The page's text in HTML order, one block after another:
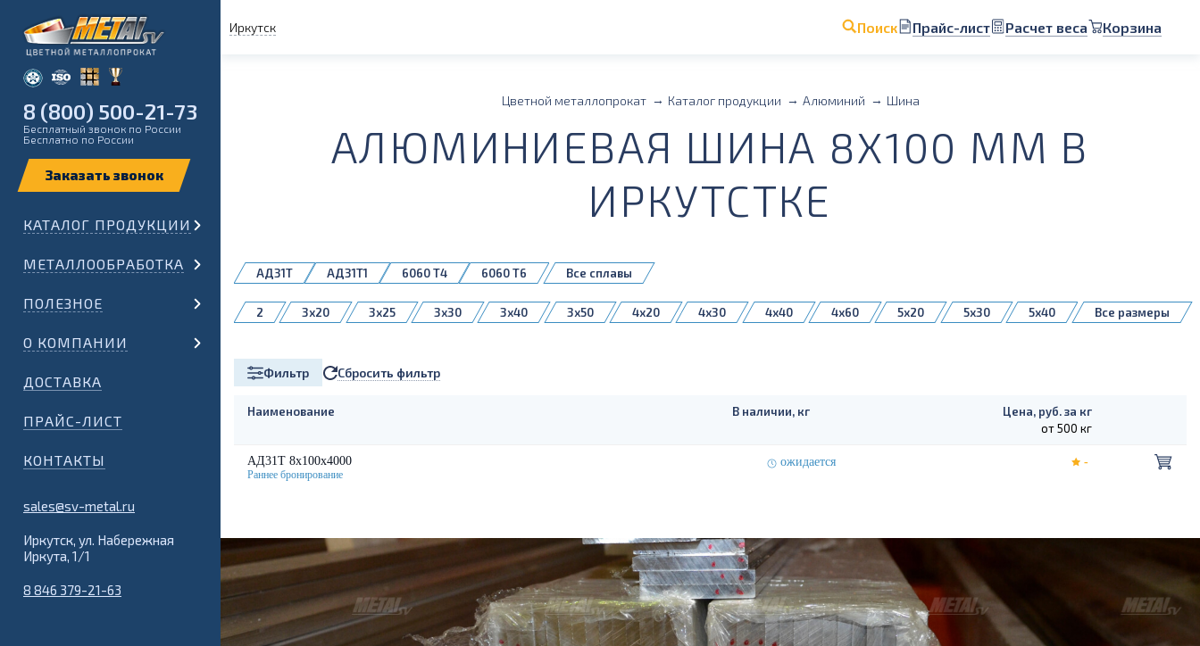
Иркутск Поиск Прайс-лист Расчет веса Корзина
8 (800) 500-21-73
Бесплатный звонок по России
Бесплатно по России
КАТАЛОГ ПРОДУКЦИИ
МЕТАЛЛООБРАБОТКА
ПОЛЕЗНОЕ
О КОМПАНИИ
ДОСТАВКА
ПРАЙС-ЛИСТ
КОНТАКТЫ
sales@sv-metal.ru
Иркутск, ул. Набережная
Иркута, 1/1
8 846 379-21-63
Цветной металлопрокат Каталог продукции Алюминий Шина
АЛЮМИНИЕВАЯ ШИНА 8X100 ММ В
ИРКУТСТКЕ
АД31Т АД31Т1 6060 Т4 6060 Т6 Все сплавы
2 3x20 3x25 3x30 3x40 3x50 4x20 4x30 4x40 4x60 5x20 5x30
5x40
Все размеры
Фильтр Сбросить фильтр
Наименование В наличии, кг
Цена, руб. за кг
от 500 кг
АД31Т 8х100х4000 ожидается -